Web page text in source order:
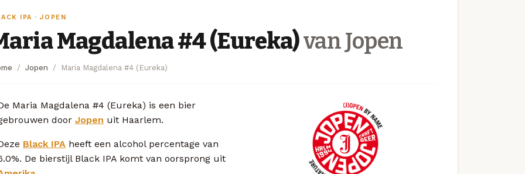
IPA · JOPEN
Magdalena #4 (Eureka)van Jopen
Jopen Maria Magdalena #4 (Eureka)
Maria Magdalena #4 (Eureka) is een bier
door Jopen uit Haarlem.
Black IPA heeft een alcohol percentage van
De bierstijl Black IPA komt van oorsprong uit